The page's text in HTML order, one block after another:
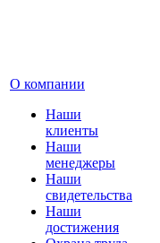
О компании
Наши
клиенты
Наши
менеджеры
Наши
свидетельства
Наши
достижения